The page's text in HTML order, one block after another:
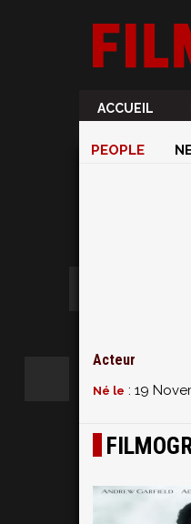
ACCUEIL
PEOPLE
Acteur
Né le : 19